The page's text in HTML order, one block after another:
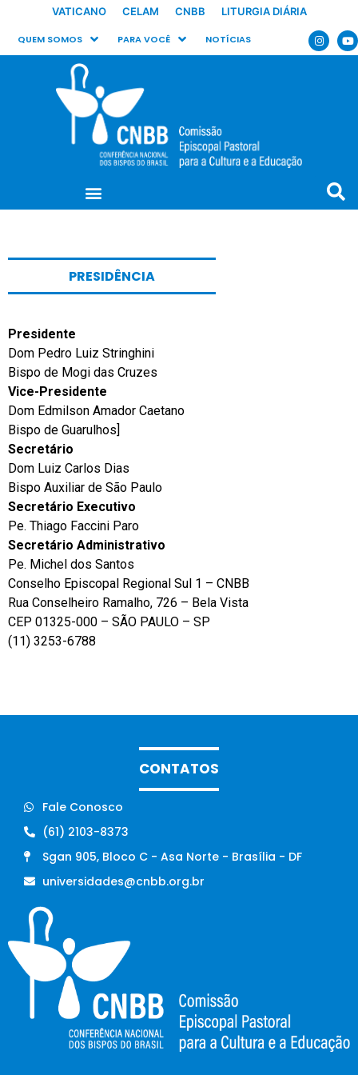
VATICANO CELAM CNBB LITURGIA DIÁRIA
QUEM SOMOS PARA VOCÊ NOTÍCIAS
PRESIDÊNCIA
Presidente
Dom Pedro Luiz Stringhini
Bispo de Mogi das Cruzes
Vice-Presidente
Dom Edmilson Amador Caetano
Bispo de Guarulhos]
Secretário
Dom Luiz Carlos Dias
Bispo Auxiliar de São Paulo
Secretário Executivo
Pe. Thiago Faccini Paro
Secretário Administrativo
Pe. Michel dos Santos
Conselho Episcopal Regional Sul 1 – CNBB
Rua Conselheiro Ramalho, 726 – Bela Vista
CEP 01325-000 – SÃO PAULO – SP
(11) 3253-6788
CONTATOS
Fale Conosco
(61) 2103-8373
Sgan 905, Bloco C - Asa Norte - Brasília - DF
universidades@cnbb.org.br